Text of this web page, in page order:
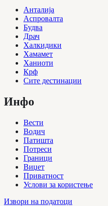
Анталија
Аспровалта
Будва
Драч
Халкидики
Хамамет
Ханиоти
Крф
Сите дестинации
Инфо
Вести
Водич
Патишта
Потреси
Граници
Виџет
Приватност
Услови за користење
Извори на податоци